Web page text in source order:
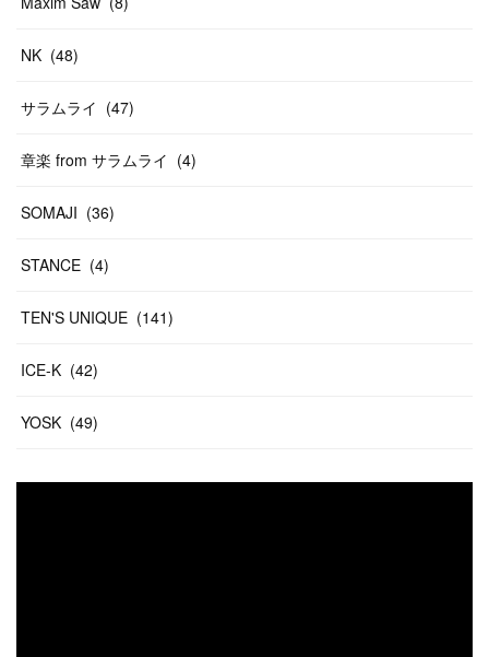
NK (48)
サラムライ (47)
章楽 from サラムライ (4)
SOMAJI (36)
STANCE (4)
TEN'S UNIQUE (141)
ICE-K (42)
YOSK (49)